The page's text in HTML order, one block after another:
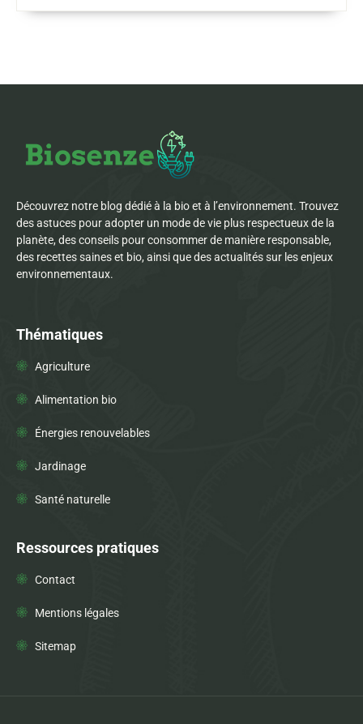
Découvrez notre blog dédié à la bio et à l’environnement. Trouvez
des astuces pour adopter un mode de vie plus respectueux de la
planète, des conseils pour consommer de manière responsable,
des recettes saines et bio, ainsi que des actualités sur les enjeux
environnementaux.
Thématiques
Agriculture
Alimentation bio
Énergies renouvelables
Jardinage
Santé naturelle
Ressources pratiques
Contact
Mentions légales
Sitemap